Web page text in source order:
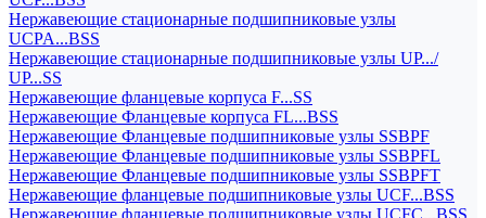
Нержавеющие стационарные подшипниковые узлы
UCPA...BSS
Нержавеющие стационарные подшипниковые узлы UP.../
UP...SS
Нержавеющие фланцевые корпуса F...SS
Нержавеющие Фланцевые корпуса FL...BSS
Нержавеющие Фланцевые подшипниковые узлы SSBPF
Нержавеющие Фланцевые подшипниковые узлы SSBPFL
Нержавеющие Фланцевые подшипниковые узлы SSBPFT
Нержавеющие фланцевые подшипниковые узлы UCF...BSS
Нержавеющие фланцевые подшипниковые узлы UCFC...BSS